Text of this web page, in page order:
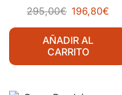
295,00€ 196,80€
AÑADIR AL
CARRITO